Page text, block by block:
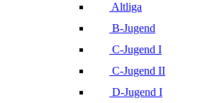
Altliga
B-Jugend
C-Jugend I
C-Jugend II
D-Jugend I